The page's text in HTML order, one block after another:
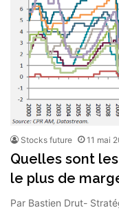
Stocks future 11 mai
Quelles sont
le plus de
Par Bastien Drut-